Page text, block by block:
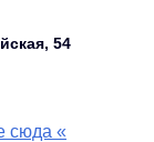
54
сюда «